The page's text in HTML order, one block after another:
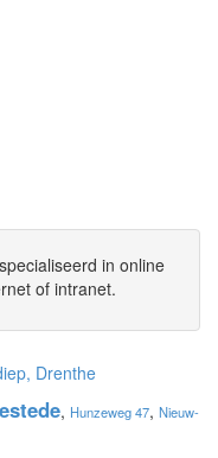
in online
of intranet.
Drenthe
, Hunzeweg 47, Nieuw-